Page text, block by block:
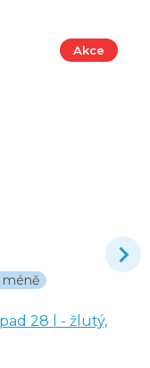
Akce
méně
28 l - žlutý,